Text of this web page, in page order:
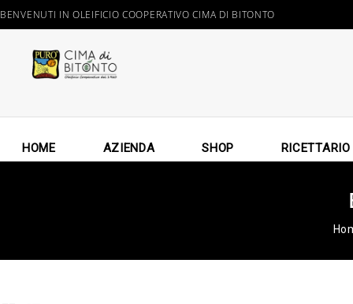
BENVENUTI IN OLEIFICIO COOPERATIVO CIMA DI BITONTO
HOME AZIENDA SHOP RICETTARIO